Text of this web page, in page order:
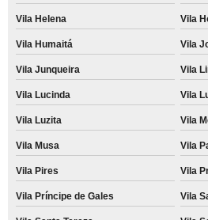
Vila Helena Vila
Vila Humaitá Vila
Vila Junqueira Vila
Vila Lucinda Vila
Vila Luzita Vila
Vila Musa Vila
Vila Pires Vila
Vila Príncipe de Gales Vila